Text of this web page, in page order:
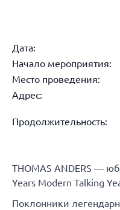
Дата:
Начало мероприятия:
Место проведения:
Адрес:
Продолжительность:
THOMAS ANDERS —
Years Modern Talking
Поклонники